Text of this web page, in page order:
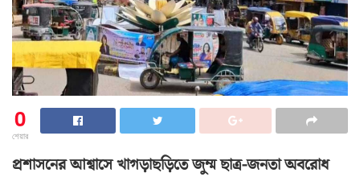
0
শেয়ার
প্রশাসনের আশ্বাসে খাগড়াছড়িতে জুম্ম ছাত্র-জনতা অবরোধ